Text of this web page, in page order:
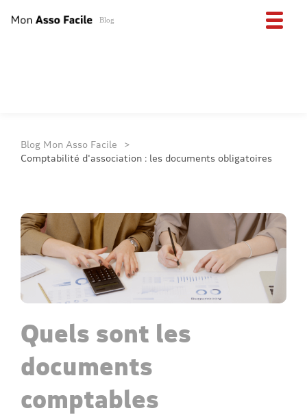
Blog
Blog Mon Asso Facile
Comptabilité d'association : les documents obligatoires
Quels sont les
documents
comptables